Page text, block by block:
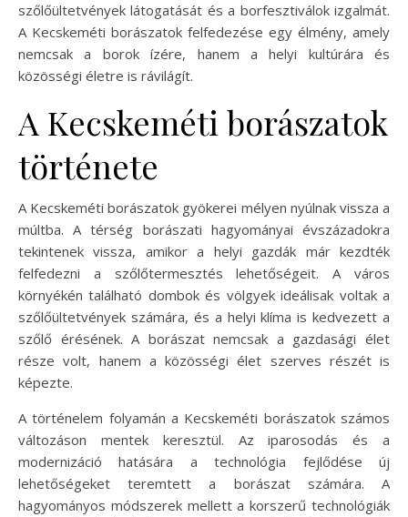
szőlőültetvények látogatását és a borfesztiválok izgalmát.
A Kecskeméti borászatok felfedezése egy élmény, amely
nemcsak a borok ízére, hanem a helyi kultúrára és
közösségi életre is rávilágít.
A Kecskeméti borászatok
története
A Kecskeméti borászatok gyökerei mélyen nyúlnak vissza a
múltba. A térség borászati hagyományai évszázadokra
tekintenek vissza, amikor a helyi gazdák már kezdték
felfedezni a szőlőtermesztés lehetőségeit. A város
környékén található dombok és völgyek ideálisak voltak a
szőlőültetvények számára, és a helyi klíma is kedvezett a
szőlő érésének. A borászat nemcsak a gazdasági élet
része volt, hanem a közösségi élet szerves részét is
képezte.
A történelem folyamán a Kecskeméti borászatok számos
változáson mentek keresztül. Az iparosodás és a
modernizáció hatására a technológia fejlődése új
lehetőségeket teremtett a borászat számára. A
hagyományos módszerek mellett a korszerű technológiák